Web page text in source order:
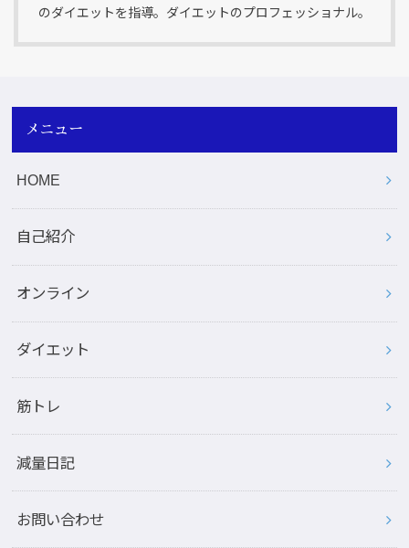
のダイエットを指導。ダイエットのプロフェッショナル。
メニュー
HOME
自己紹介
オンライン
ダイエット
筋トレ
減量日記
お問い合わせ